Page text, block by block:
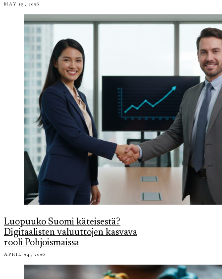
MAY 13, 2026
Luopuuko Suomi käteisestä?
Digitaalisten valuuttojen kasvava
rooli Pohjoismaissa
APRIL 24, 2026